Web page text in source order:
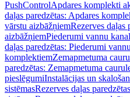
PushControlApdares komplekti
daļas paredzētas: Apdares
vārstu aizbāžņiemRezerves daļas
aizbāžņiemPiederumi vannu
daļas paredzētas: Piederumi
komplektiemZemapmetuma
paredzētas: Zemapmetuma
pieslēgumiInstalācijas un
sistēmasRezerves daļas